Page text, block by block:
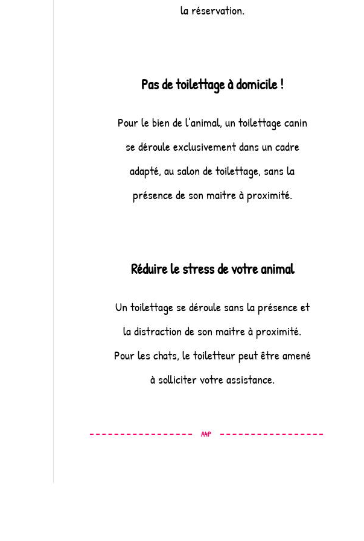
la réservation.
Pas de toilettage à domicile !
Pour le bien de l’animal, un toilettage canin
se déroule exclusivement dans un cadre
adapté, au salon de toilettage, sans la
présence de son maitre à proximité.
Réduire le stress de votre animal
Un toilettage se déroule sans la présence et
la distraction de son maitre à proximité.
Pour les chats, le toiletteur peut être amené
à solliciter votre assistance.
A4P